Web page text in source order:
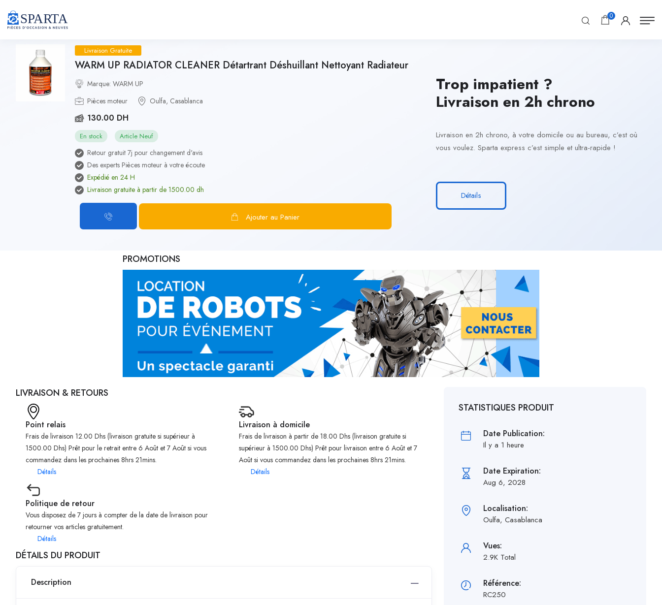
0
Livraison Gratuite
WARM UP RADIATOR CLEANER Détartrant Déshuillant Nettoyant Radiateur
Marque: WARM UP
Pièces moteur
Oulfa, Casablanca
130.00 DH
En stock Article Neuf
Retour gratuit 7j pour changement d'avis
Des experts Pièces moteur à votre écoute
Expédié en 24 H
Livraison gratuite à partir de 1500.00 dh
Ajouter au Panier
Trop impatient ?
Livraison en 2h chrono
Livraison en 2h chrono, à votre domicile ou au bureau, c’est où
vous voulez. Sparta express c’est simple et ultra-rapide !
Détails
PROMOTIONS
LIVRAISON & RETOURS
Point relais
Frais de livraison 12.00 Dhs (livraison gratuite si supérieur à
1500.00 Dhs) Prêt pour le retrait entre 6 Août et 7 Août si vous
commandez dans les prochaines 8hrs 21mins.
Détails
Livraison à domicile
Frais de livraison à partir de 18.00 Dhs (livraison gratuite si
supérieur à 1500.00 Dhs) Prêt pour livraison entre 6 Août et 7
Août si vous commandez dans les prochaines 8hrs 21mins.
Détails
Politique de retour
Vous disposez de 7 jours à compter de la date de livraison pour
retourner vos articles gratuitement.
Détails
DÉTAILS DU PRODUIT
Description
STATISTIQUES PRODUIT
Date Publication:
Il y a 1 heure
Date Expiration:
Aug 6, 2028
Localisation:
Oulfa, Casablanca
Vues:
2.9K Total
Référence:
RC250